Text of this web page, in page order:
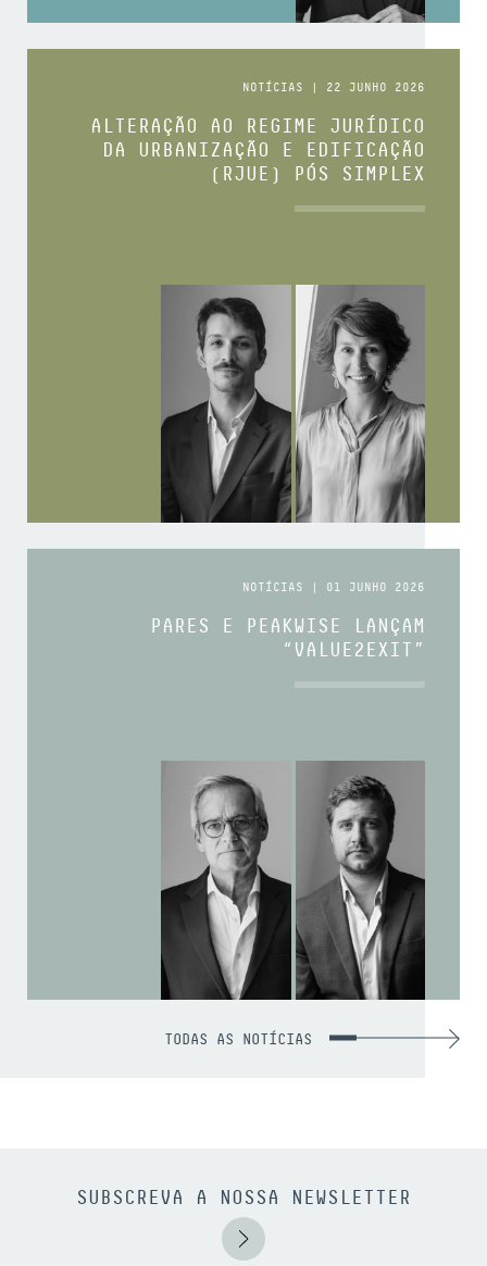
NOTÍCIAS | 22 JUNHO 2026
ALTERAÇÃO AO REGIME JURÍDICO
DA URBANIZAÇÃO E EDIFICAÇÃO
(RJUE) PÓS SIMPLEX
NOTÍCIAS | 01 JUNHO 2026
PARES E PEAKWISE LANÇAM
“VALUE2EXIT”
TODAS AS NOTÍCIAS
SUBSCREVA A NOSSA NEWSLETTER